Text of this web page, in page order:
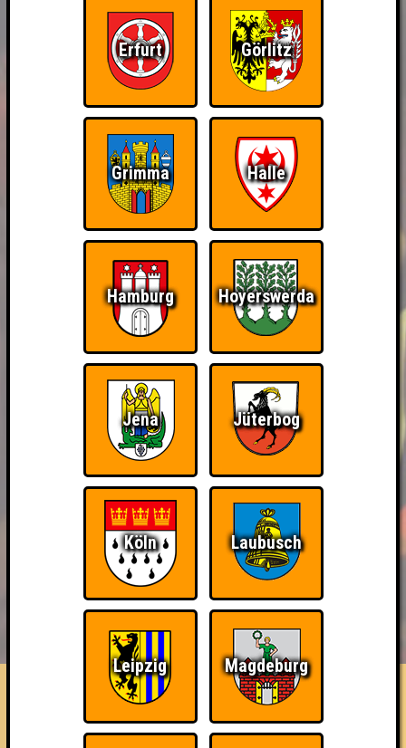
HIGHSCORE RESERVIERUNG
FAQ ÜBER UNS
Zapfhähnchen
Erfurt Görlitz
Grimma Halle
Hamburg Hoyerswerda
Jena Jüterbog
Köln Laubusch
Leipzig Magdeburg